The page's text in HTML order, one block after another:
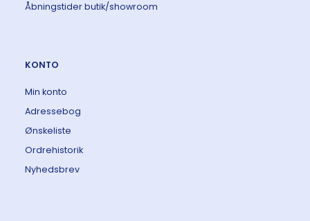
Åbningstider butik/showroom
KONTO
Min konto
Adressebog
Ønskeliste
Ordrehistorik
Nyhedsbrev